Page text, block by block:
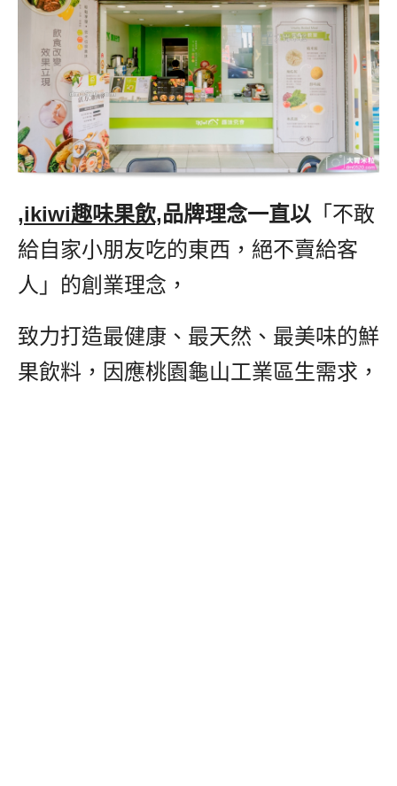
,ikiwi趣味果飲,品牌理念一直以 「不敢
給自家小朋友吃的東西，絕不賣給客
人」的創業理念，
致力打造最健康、最天然、最美味的鮮
果飲料，因應桃園龜山工業區生需求，